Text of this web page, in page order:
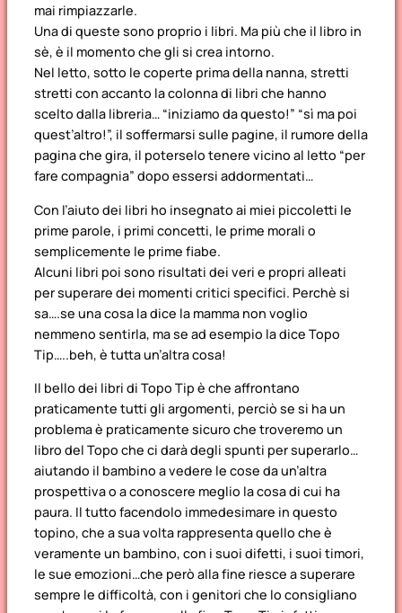
mai rimpiazzarle.
Una di queste sono proprio i libri. Ma più che il libro in
sè, è il momento che gli si crea intorno.
Nel letto, sotto le coperte prima della nanna, stretti
stretti con accanto la colonna di libri che hanno
scelto dalla libreria… “iniziamo da questo!” “sì ma poi
quest’altro!”, il soffermarsi sulle pagine, il rumore della
pagina che gira, il poterselo tenere vicino al letto “per
fare compagnia” dopo essersi addormentati…
Con l’aiuto dei libri ho insegnato ai miei piccoletti le
prime parole, i primi concetti, le prime morali o
semplicemente le prime fiabe.
Alcuni libri poi sono risultati dei veri e propri alleati
per superare dei momenti critici specifici. Perchè si
sa….se una cosa la dice la mamma non voglio
nemmeno sentirla, ma se ad esempio la dice Topo
Tip…..beh, è tutta un’altra cosa!
Il bello dei libri di Topo Tip è che affrontano
praticamente tutti gli argomenti, perciò se si ha un
problema è praticamente sicuro che troveremo un
libro del Topo che ci darà degli spunti per superarlo…
aiutando il bambino a vedere le cose da un’altra
prospettiva o a conoscere meglio la cosa di cui ha
paura. Il tutto facendolo immedesimare in questo
topino, che a sua volta rappresenta quello che è
veramente un bambino, con i suoi difetti, i suoi timori,
le sue emozioni…che però alla fine riesce a superare
sempre le difficoltà, con i genitori che lo consigliano